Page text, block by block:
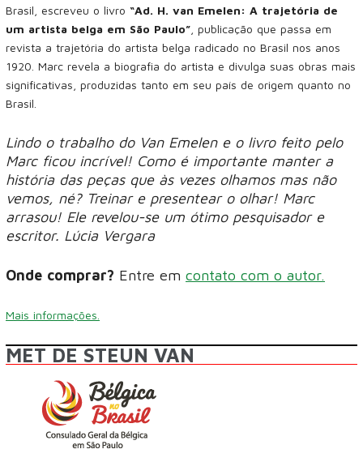
Brasil, escreveu o livro “Ad. H. van Emelen: A trajetória de
um artista belga em São Paulo” , publicação que passa em
revista a trajetória do artista belga radicado no Brasil nos anos
1920. Marc revela a biografia do artista e divulga suas obras mais
significativas, produzidas tanto em seu país de origem quanto no
Brasil.
Lindo o trabalho do Van Emelen e o livro feito pelo
Marc ficou incrível! Como é importante manter a
história das peças que às vezes olhamos mas não
vemos, né? Treinar e presentear o olhar! Marc
arrasou! Ele revelou-se um ótimo pesquisador e
escritor. Lúcia Vergara
Onde comprar? Entre em contato com o autor.
Mais informações.
MET DE STEUN VAN